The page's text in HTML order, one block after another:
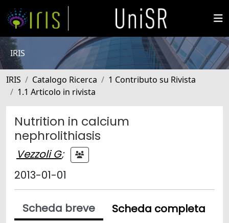
IRIS
IRIS Catalogo Ricerca
1 Contributo su Rivista
1.1 Articolo in rivista
Nutrition in calcium
nephrolithiasis
Vezzoli G;
2013-01-01
Scheda breve
Scheda completa